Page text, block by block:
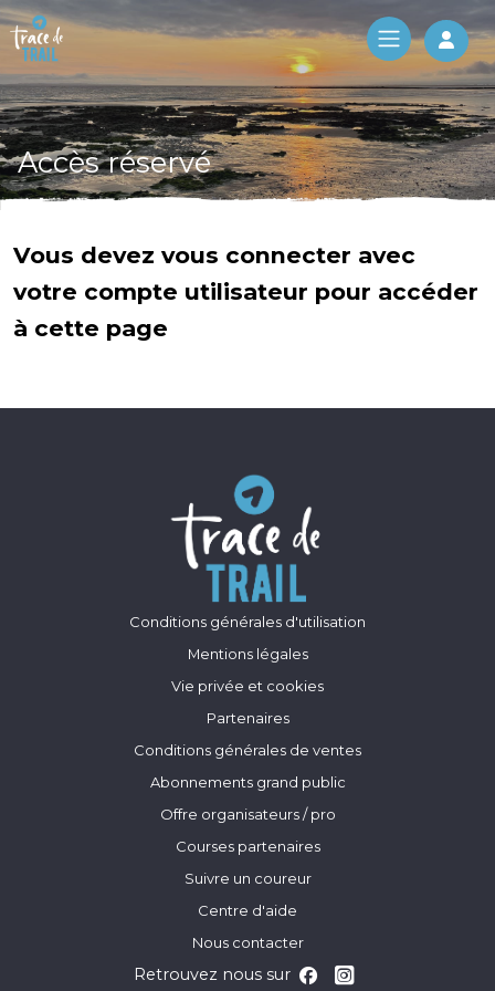
Log
Accès réservé
Vous devez vous connecter avec
votre compte utilisateur pour accéder
à cette page
Conditions générales d'utilisation
Mentions légales
Vie privée et cookies
Partenaires
Conditions générales de ventes
Abonnements grand public
Offre organisateurs / pro
Courses partenaires
Suivre un coureur
Centre d'aide
Nous contacter
Retrouvez nous sur